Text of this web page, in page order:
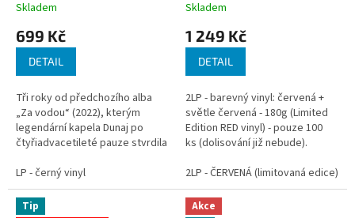
Skladem
699 Kč
DETAIL
Tři roky od předchozího alba
„Za vodou“ (2022), kterým
legendární kapela Dunaj po
čtyřiadvacetileté pauze stvrdila
tvořit nový repertoár, přichází
nyní s novým albem, které
nahrála se...
LP - černý vinyl
Skladem
1 249 Kč
DETAIL
2LP - barevný vinyl: červená +
světle červená - 180g (Limited
Edition RED vinyl) - pouze 100
ks (dolisování již nebude).
(červený vinyl) - 1 ks !!!
Historie...
2LP - ČERVENÁ (limitovaná edice)
Tip
Akce